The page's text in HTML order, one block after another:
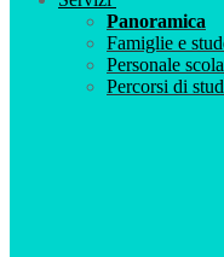
Panoramica
Famiglie e
Personale
Percorsi di